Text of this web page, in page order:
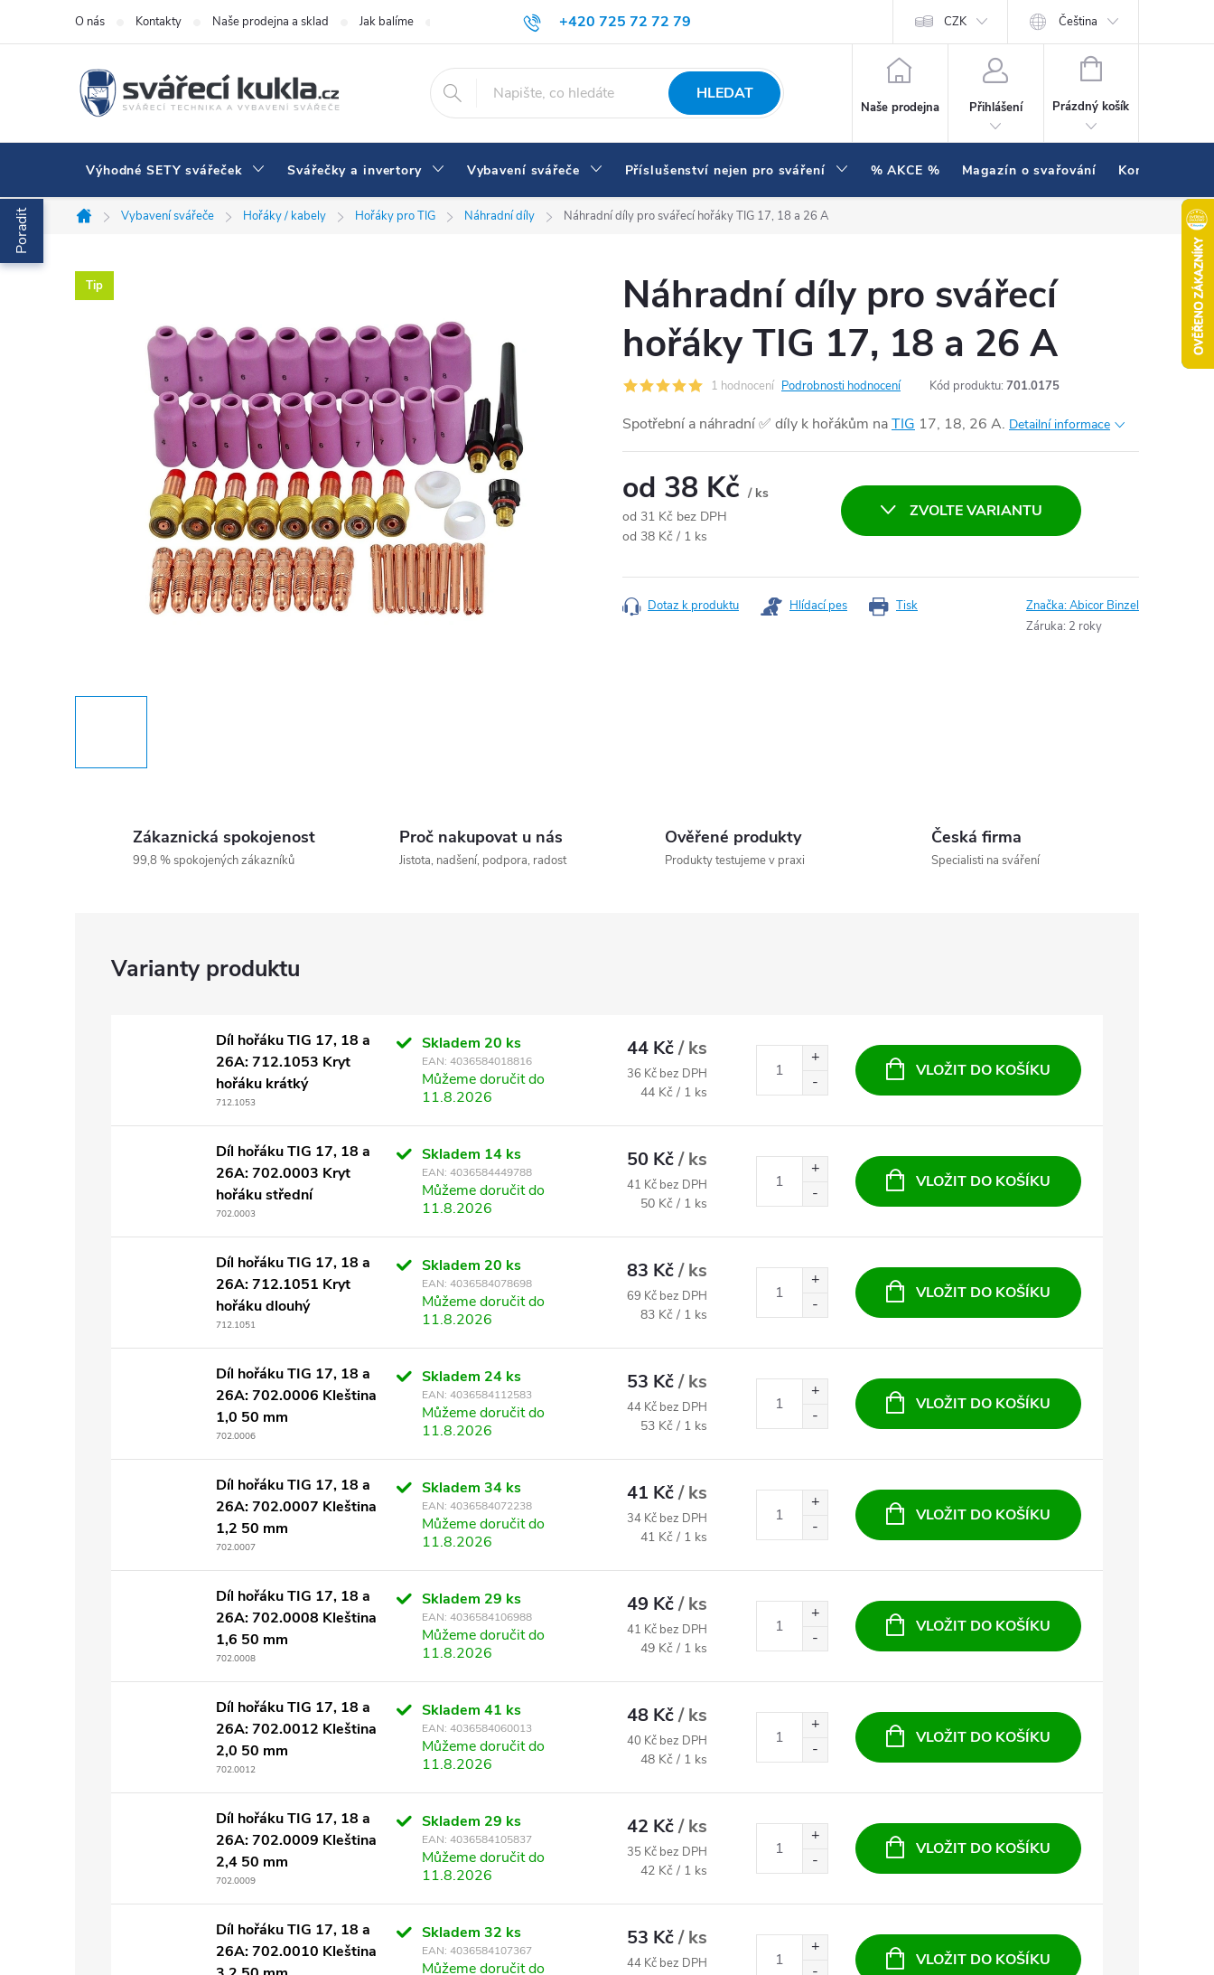
Přejít na obsah +420 725 72 72 79
eshop@svarecikukla.cz
O nás Kontakty Naše prodejna a sklad Jak balíme Doprava a platba Proč nakupovat u nás Hodnocení obchodu
CZK Čeština
HLEDAT
Naše prodejna Přihlášení
NÁKUPNÍ KOŠÍK
Prázdný košík
Výhodné SETY svářeček Svářečky a invertory Vybavení svářeče Příslušenství nejen pro sváření % AKCE % Magazín o svařování Kontakty
Domů
Vybavení svářeče Hořáky / kabely Hořáky pro TIG Náhradní díly Náhradní díly pro svářecí hořáky TIG 17, 18 a 26 A
Tip
Náhradní díly pro svářecí
hořáky TIG 17, 18 a 26 A
1 hodnocení Podrobnosti hodnocení Kód produktu: 701.0175
Spotřební a náhradní ✅ díly k hořákům naTIG 17, 18, 26 A. Detailní informace
od 38 Kč / ks
od 31 Kč bez DPH
Měrná cena:
od 38 Kč / 1 ks
ZVOLTE VARIANTU
Tisk
Dotaz k produktu Hlídací pes Značka:Abicor Binzel
Záruka: 2 roky
Zákaznická spokojenost
99,8 % spokojených zákazníků
Proč nakupovat u nás
Jistota, nadšení, podpora, radost
Ověřené produkty
Produkty testujeme v praxi
Česká firma
Specialisti na sváření
Díl hořáku TIG 17, 18 a
26A: 712.1053 Kryt
hořáku krátký
712.1053
Skladem 20 ks
EAN: 4036584018816
Můžeme doručit do
11.8.2026
44 Kč/ ks
36 Kč bez DPH
Měrná cena:
44 Kč / 1 ks
VLOŽIT DO KOŠÍKU
Díl hořáku TIG 17, 18 a
26A: 702.0003 Kryt
hořáku střední
702.0003
Skladem 14 ks
EAN: 4036584449788
Můžeme doručit do
11.8.2026
50 Kč/ ks
41 Kč bez DPH
Měrná cena:
50 Kč / 1 ks
VLOŽIT DO KOŠÍKU
Díl hořáku TIG 17, 18 a
26A: 712.1051 Kryt
hořáku dlouhý
712.1051
Skladem 20 ks
EAN: 4036584078698
Můžeme doručit do
11.8.2026
83 Kč/ ks
69 Kč bez DPH
Měrná cena:
83 Kč / 1 ks
VLOŽIT DO KOŠÍKU
Díl hořáku TIG 17, 18 a
26A: 702.0006 Kleština
1,0 50 mm
702.0006
Skladem 24 ks
EAN: 4036584112583
Můžeme doručit do
11.8.2026
53 Kč/ ks
44 Kč bez DPH
Měrná cena:
53 Kč / 1 ks
VLOŽIT DO KOŠÍKU
Díl hořáku TIG 17, 18 a
26A: 702.0007 Kleština
1,2 50 mm
702.0007
Skladem34 ks
EAN: 4036584072238
Můžeme doručit do
11.8.2026
41 Kč/ ks
34 Kč bez DPH
Měrná cena:
41 Kč / 1 ks
VLOŽIT DO KOŠÍKU
Díl hořáku TIG 17, 18 a
26A: 702.0008 Kleština
1,6 50 mm
702.0008
Skladem 29 ks
EAN: 4036584106988
Můžeme doručit do
11.8.2026
49 Kč/ ks
41 Kč bez DPH
Měrná cena:
49 Kč / 1 ks
VLOŽIT DO KOŠÍKU
Díl hořáku TIG 17, 18 a
26A: 702.0012 Kleština
2,0 50 mm
702.0012
Skladem41 ks
EAN: 4036584060013
Můžeme doručit do
11.8.2026
48 Kč/ ks
40 Kč bez DPH
Měrná cena:
48 Kč / 1 ks
VLOŽIT DO KOŠÍKU
Díl hořáku TIG 17, 18 a
26A: 702.0009 Kleština
2,4 50 mm
702.0009
Skladem 29 ks
EAN: 4036584105837
Můžeme doručit do
11.8.2026
42 Kč/ ks
35 Kč bez DPH
Měrná cena:
42 Kč / 1 ks
VLOŽIT DO KOŠÍKU
Díl hořáku TIG 17, 18 a
26A: 702.0010 Kleština
Skladem32 ks
EAN: 4036584107367
Můžeme doručit do
53 Kč/ ks
44 Kč bez DPH VLOŽIT DO KOŠÍKU
Poradit